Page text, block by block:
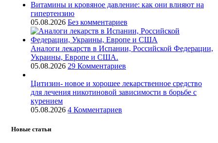
Витамины и кровяное давление: как они влияют на
гипертензию
05.08.2026 Без комментариев
Аналоги лекарств в Испании, Российской Федерации,
Украины, Европе и США.
05.08.2026 29 Комментариев
Цитизин- новое и хорошее лекарственное средство
для лечения никотиновой зависимости в борьбе с
курением
05.08.2026 4 Комментариев
Новые статьи